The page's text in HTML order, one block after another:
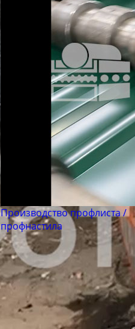
Производство профлиста /
профнастила